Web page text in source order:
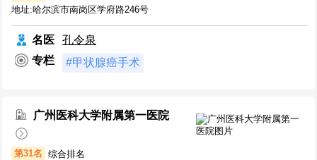
地址:哈尔滨市南岗区学府路246号
名医
孔令泉
专栏
#甲状腺癌手术
广州医科大学附属第一医院
第31名 综合排名